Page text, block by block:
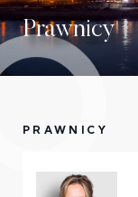
Prawnicy
PRAWNICY